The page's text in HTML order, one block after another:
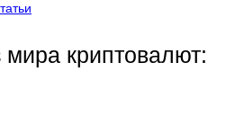
мира криптовалют: